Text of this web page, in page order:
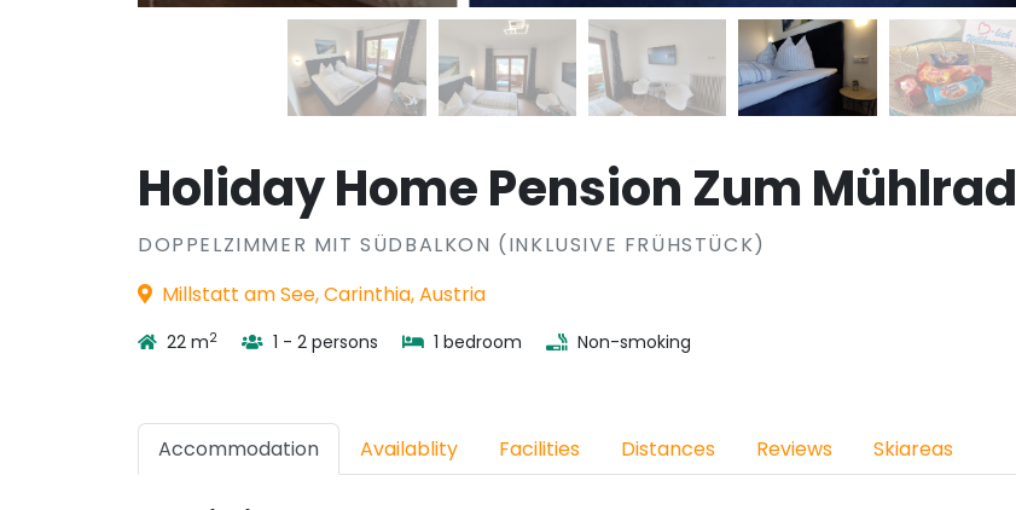
Holiday Home Pension Zum Mühlrad
DOPPELZIMMER MIT SÜDBALKON (INKLUSIVE FRÜHSTÜCK)
Millstatt am See, Carinthia, Austria
22 m2 1 - 2 persons 1 bedroom Non-smoking
Accommodation Availablity Facilities Distances Reviews Skiareas